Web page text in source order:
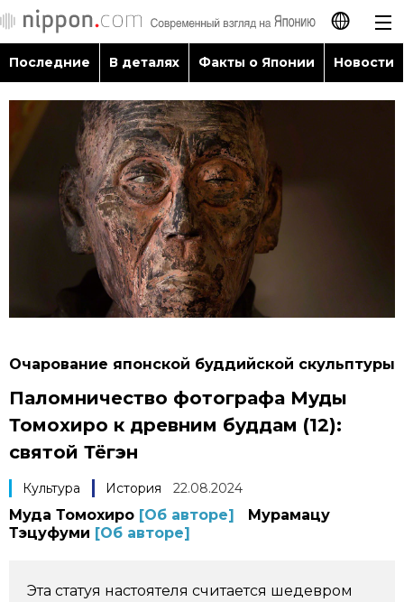
日本語
Последние
В деталях
Факты о Японии
Фото/Видео
Разделы
Люди
Блог
Популярные статьи
Японский язык official SNS
Последние В деталях Факты о Японии Новости
Очарование японской буддийской скульптуры
Паломничество фотографа Муды
Томохиро к древним буддам (12):
святой Тёгэн
Культура История 22.08.2024
Муда Томохиро [Об авторе]
Мурамацу
Тэцуфуми [Об авторе]
Эта статуя настоятеля считается шедевром